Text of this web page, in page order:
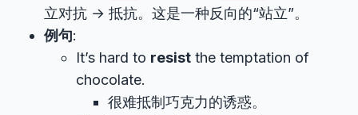
立对抗 → 抵抗。这是一种反向的“站立”。
例句:
It’s hard to resist the temptation of
chocolate.
很难抵制巧克力的诱惑。